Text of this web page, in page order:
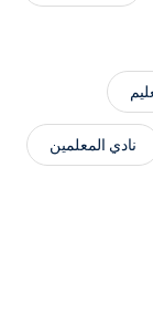
نادي المعلمين